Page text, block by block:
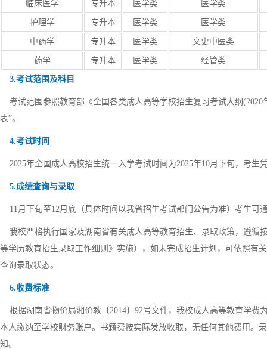
临床医学 专升本 医学类 医学类
护理学 专升本 医学类 医学类
中药学 专升本 医学类 文史中医类
药学 专升本 医学类 经管类
3.考试范围及科目
考试范围参照教育部《全国各类成人高等学校招生复习考试大纲
表”。
4.考试时间
2025年全国成人高校招生统一入学考试时间为2025年10月下旬，考生
5.成绩查询与录取
11月下旬至12月底（具体时间以我省招生考试部门公告为准）考生可
我校严格执行国家及湖南省有关成人高等教育招生、录取政策，遵循
等学历教育招生录取工作细则》实施），如未完成招生计划，可依照有
查询录取状态。
6.收费标准
根据湖南省物价局湘价教〔2014〕92号文件，我校成人高等教育学费
本人缴纳至学校财务账户。书籍费按实际发放收取，无任何其他费用。
知。